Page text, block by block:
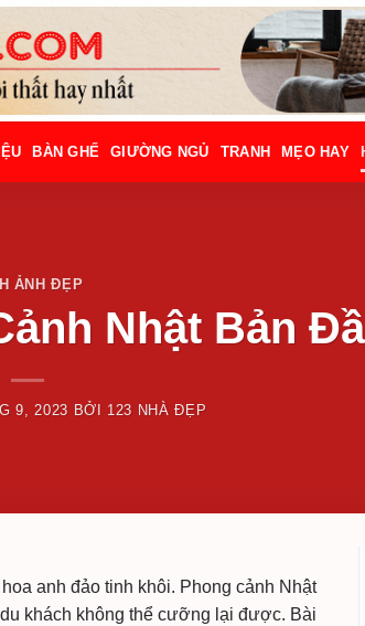
BÀN GHẾ GIƯỜNG NGỦ TRANH MẸO HAY
ẢNH ĐẸP
Nhật Bản
9, 2023 BỞI 123 NHÀ ĐẸP
anh đảo tinh khôi. Phong cảnh Nhật
khách không thể cưỡng lại được. Bài